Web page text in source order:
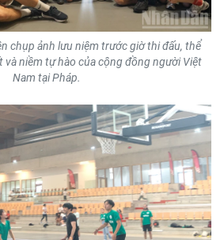
núi phía Bắc
chụp ảnh lưu niệm trước giờ thi đấu, thể
và niềm tự hào của cộng đồng người Việt
Nam tại Pháp.